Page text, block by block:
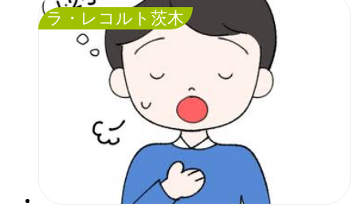
ラ・レコルト茨木